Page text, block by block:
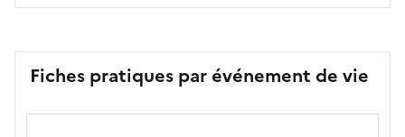
Fiches pratiques par événement de vie